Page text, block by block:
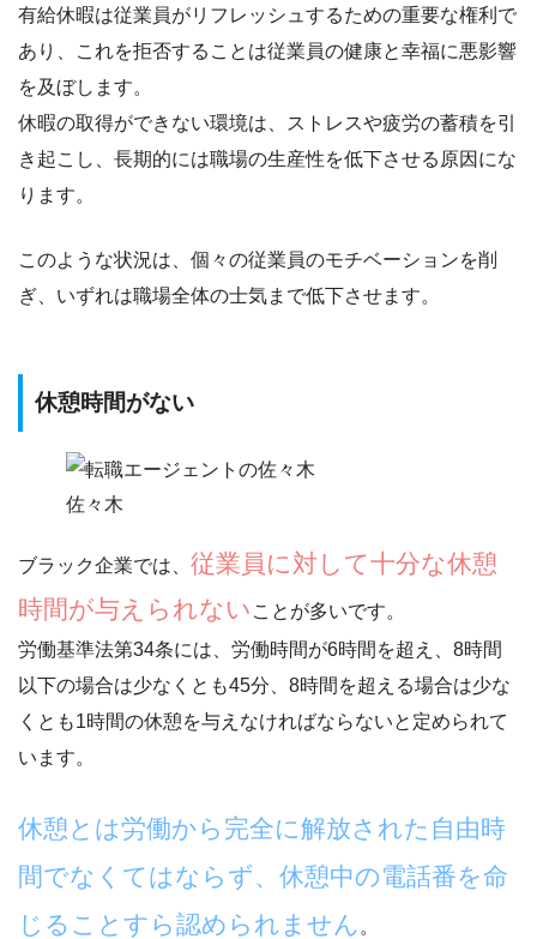
有給休暇は従業員がリフレッシュするための重要な権利 で
あり、これを拒否することは従業員の健康と幸福に悪影響
を及ぼします。
休暇の取得ができない環境は、ストレスや疲労の蓄積を引
き起こし、長期的には職場の生産性を低下させる原因にな
ります。
このような状況は、個々の従業員のモチベーションを削
ぎ、 いずれは職場全体の士気まで低下させます。
休憩時間がない
佐々木
ブラック企業では、 従業員に対して十分な休憩
時間が与えられない ことが多いです。
労働基準法第34条には、 労働時間が6時間を超え、8時間
以下の場合は少なくとも45分
8時間を超える場合は少な
くとも1時間の休憩を与えなければならないと定められて
います。
休憩とは労働から完全に解放された自由時
間でなくてはならず、休憩中の電話番を命
じることすら認められません 。